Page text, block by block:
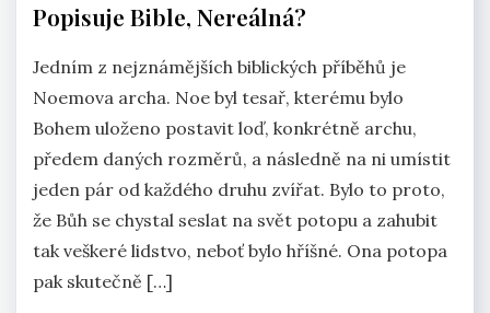
Popisuje Bible, Nereálná?
Jedním z nejznámějších biblických příběhů je
Noemova archa. Noe byl tesař, kterému bylo
Bohem uloženo postavit loď, konkrétně archu,
předem daných rozměrů, a následně na ni umístit
jeden pár od každého druhu zvířat. Bylo to proto,
že Bůh se chystal seslat na svět potopu a zahubit
tak veškeré lidstvo, neboť bylo hříšné. Ona potopa
pak skutečně […]